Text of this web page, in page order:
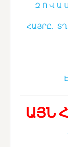
Զ Ո Վ Ա
ՀԱՅՐԸ,
Է
ԱՅՆ